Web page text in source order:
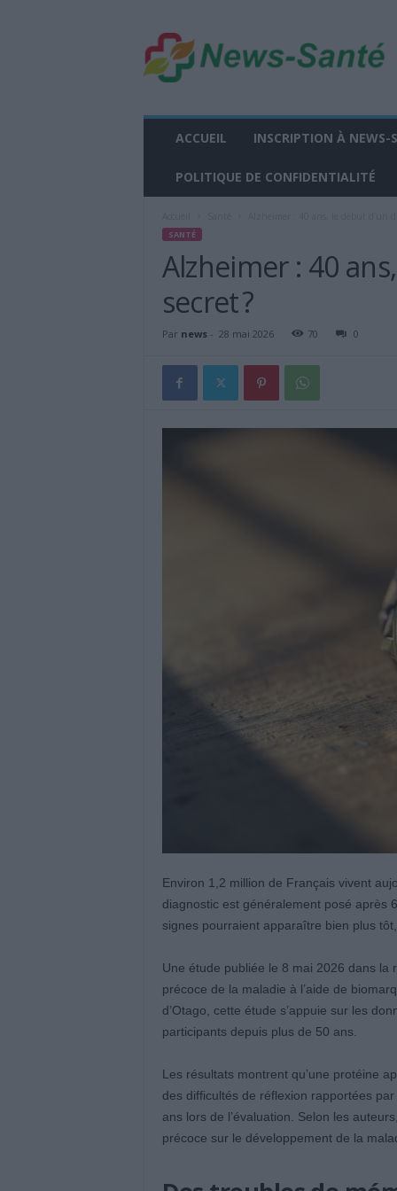
w
s
ACCUEIL INSCRIPTION À NEWS-
POLITIQUE DE CONFIDENTIALITÉ
SANTÉ
Alzheimer : 40
secret ?
Par news- 28 mai 2026 70 0
Environ 1,2 million de Français vivent
diagnostic est généralement posé après
signes pourraient apparaître bien plus
Une étude publiée le 8 mai 2026 dans la
précoce de la maladie à l’aide de
d’Otago, cette étude s’appuie sur les
participants depuis plus de 50 ans.
Les résultats montrent qu’une protéine
des difficultés de réflexion rapportées
ans lors de l’évaluation. Selon les
précoce sur le développement de la